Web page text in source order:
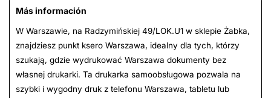
Más información
W Warszawie, na Radzymińskiej 49/LOK.U1 w sklepie Żabka,
znajdziesz punkt ksero Warszawa, idealny dla tych, którzy
szukają, gdzie wydrukować Warszawa dokumenty bez
własnej drukarki. Ta drukarka samoobsługowa pozwala na
szybki i wygodny druk z telefonu Warszawa, tabletu lub